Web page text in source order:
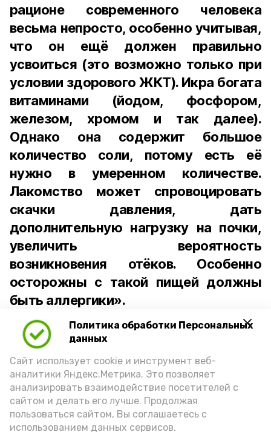
Политика обработки Персональных
данных
Сайт использует cookie и инструмент веб-
аналитики Яндекс.Метрика. Это позволяет
анализировать взаимодействие посетителей с
сайтом и делать его лучше. Продолжая
пользоваться сайтом, Вы соглашаетесь с
использованием данных сервисов.
рационе современного человека
весьма непросто, особенно учитывая,
что он ещё должен правильно
усвоиться (это возможно только при
условии здорового ЖКТ). Икра богата
витаминами (йодом, фосфором,
железом, хромом и так далее).
Однако она содержит большое
количество соли, потому есть её
нужно в умеренном количестве.
Лакомство может спровоцировать
скачки давления, дать
дополнительную нагрузку на почки,
увеличить вероятность
возникновения отёков. Особенно
осторожны с такой пищей должны
быть аллергики».
Для взрослого человека безопасной
порцией икры считается 30-50 граммов
(2-3 ложки). При этом следует обратить
внимание на хлеб, с которым она
подаётся: лучше выбирать
цельнозерновой, с мукой грубого
помола. Есть икру следует в первой